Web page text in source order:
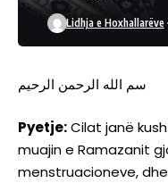
Lidhja e Hoxhallarëve
سم الله الرحمن الرحيم
Pyetje:Cilat janë
muajin e Ramazanit
menstruacioneve,